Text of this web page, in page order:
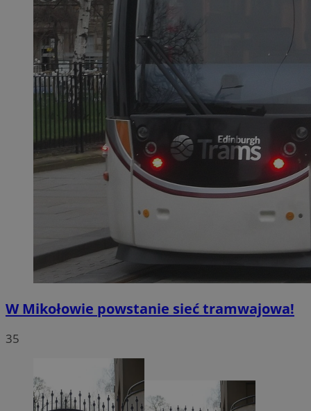
W Mikołowie powstanie sieć tramwajowa!
35